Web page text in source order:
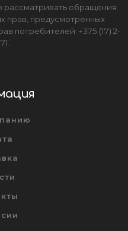
рассматривать обращения
прав, предусмотренных
потребителей: +375 (17) 2-